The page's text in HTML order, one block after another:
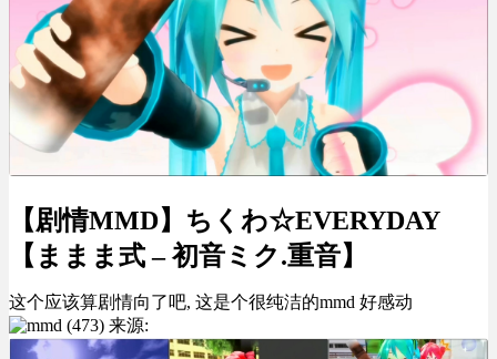
【剧情MMD】ちくわ☆EVERYDAY
【ままま式 – 初音ミク.重音】
这个应该算剧情向了吧, 这是个很纯洁的mmd 好感动
来源: